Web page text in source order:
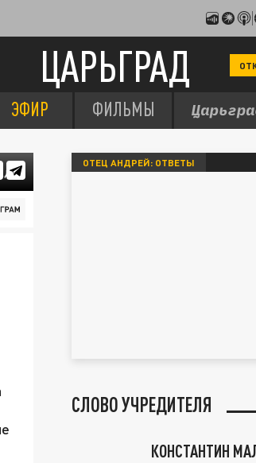
ЦАРЬГРАД
ЭФИР ФИЛЬМЫ
ОТЕЦ АНДРЕЙ: ОТВЕТЫ
СЛОВО УЧРЕДИТЕЛЯ
КОНСТАНТИН